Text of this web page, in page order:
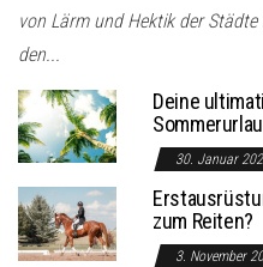
von Lärm und Hektik der
den...
Deine
30. Januar
zum Reiten?
3. November